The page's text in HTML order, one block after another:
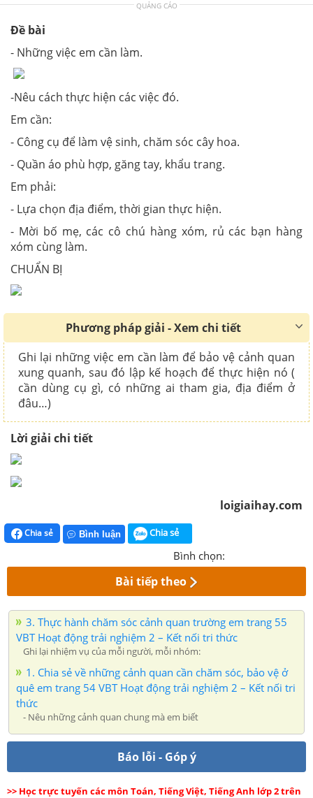
QUẢNG CÁO
Đề bài
- Những việc em cần làm.
-Nêu cách thực hiện các việc đó.
Em cần:
- Công cụ để làm vệ sinh, chăm sóc cây hoa.
- Quần áo phù hợp, găng tay, khẩu trang.
Em phải:
- Lựa chọn địa điểm, thời gian thực hiện.
- Mời bố mẹ, các cô chú hàng xóm, rủ các bạn hàng
xóm cùng làm.
CHUẨN BỊ
Phương pháp giải - Xem chi tiết
Ghi lại những việc em cần làm để bảo vệ cảnh quan
xung quanh, sau đó lập kế hoạch để thực hiện nó (
cần dùng cụ gì, có những ai tham gia, địa điểm ở
đâu…)
Lời giải chi tiết
loigiaihay.com
Chia sẻ Bình luận Chia sẻ
Bình chọn:
Bài tiếp theo
3. Thực hành chăm sóc cảnh quan trường em trang 55
VBT Hoạt động trải nghiệm 2 – Kết nối tri thức
Ghi lại nhiệm vụ của mỗi người, mỗi nhóm:
1. Chia sẻ về những cảnh quan cần chăm sóc, bảo vệ ở
quê em trang 54 VBT Hoạt động trải nghiệm 2 – Kết nối tri
thức
- Nêu những cảnh quan chung mà em biết
Báo lỗi - Góp ý
>> Học trực tuyến các môn Toán, Tiếng Việt, Tiếng Anh lớp 2 trên